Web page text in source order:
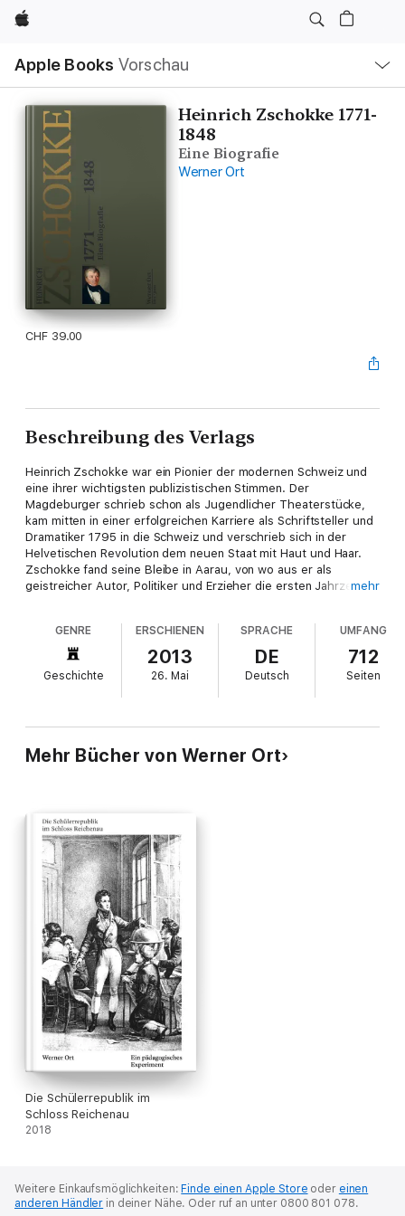
Apple
Apple Books Vorschau
Navigation
Menü
öffnen
Heinrich Zschokke 1771-
1848
Eine Biografie
Werner Ort
CHF 39.00
Beschreibung des Verlags
Heinrich Zschokke war ein Pionier der modernen Schweiz und
eine ihrer wichtigsten publizistischen Stimmen. Der
Magdeburger schrieb schon als Jugendlicher Theaterstücke,
kam mitten in einer erfolgreichen Karriere als Schriftsteller und
Dramatiker 1795 in die Schweiz und verschrieb sich in der
Helvetischen Revolution dem neuen Staat mit Haut und Haar.
Zschokke fand seine Bleibe in Aarau, von wo aus er als
geistreicher Autor, Politiker und Erzieher die ersten Jahrzehnte
sozialverantwortliche Gesellschaft und gab dieser Idee in
seinen Zeitungen, Zeitschriften und Büchern eine machtvolle
Stimme, die in ganz Europa gehört wurde.
mehr
GENRE
Geschichte
ERSCHIENEN
2013
26. Mai
SPRACHE
DE
Deutsch
UMFANG
712
Seiten
Mehr Bücher von Werner Ort
Die Schülerrepublik im
Schloss Reichenau
2018
Weitere Einkaufsmöglichkeiten:Finde einen Apple Store oder einen
anderen Händler in deiner Nähe. Oder ruf an unter 0800 801 078.